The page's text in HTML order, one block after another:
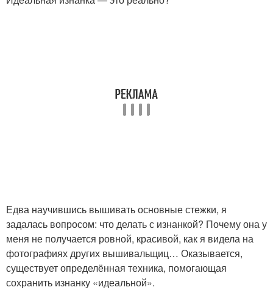
Едва научившись вышивать основные стежки, я
задалась вопросом: что делать с изнанкой? Почему она у
меня не получается ровной, красивой, как я видела на
фотографиях других вышивальщиц… Оказывается,
существует определённая техника, помогающая
сохранить изнанку «идеальной».